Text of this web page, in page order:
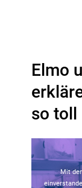
Elmo
so toll
Mit